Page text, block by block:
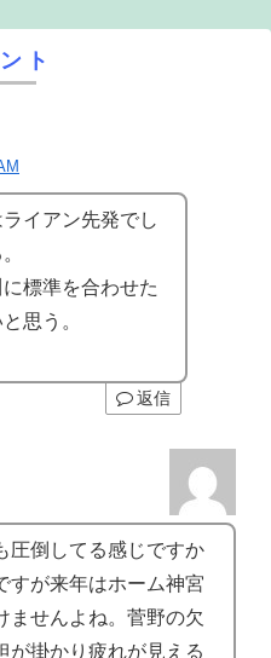
ト
イアン先発でし
標準を合わせた
思う。
返信
圧倒してる感じですか
すが来年はホーム神宮
ませんよね。菅野の欠
が掛かり疲れが見える